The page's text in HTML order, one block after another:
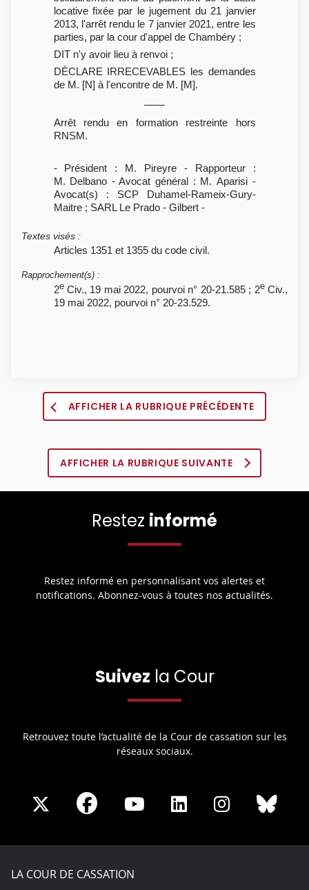
locative fixée par le jugement du 21 janvier
2013, l'arrêt rendu le 7 janvier 2021, entre les
parties, par la cour d'appel de Chambéry ;
DIT n'y avoir lieu à renvoi ;
DÉCLARE IRRECEVABLES les demandes
de M. [N] à l'encontre de M. [M].
Arrêt rendu en formation restreinte hors
RNSM.
- Président : M. Pireyre - Rapporteur :
M. Delbano - Avocat général : M. Aparisi -
Avocat(s) : SCP Duhamel-Rameix-Gury-
Maitre ; SARL Le Prado - Gilbert -
Textes visés :
Articles 1351 et 1355 du code civil.
Rapprochement(s) :
2eCiv., 19 mai 2022, pourvoi n° 20-21.585 ; 2eCiv.,
19 mai 2022, pourvoi n° 20-23.529.
AFFICHER LA RUBRIQUE PRÉCÉDENTE
AFFICHER LA RUBRIQUE SUIVANTE
Restez informé
Restez informé en personnalisant vos alertes et
notifications. Abonnez-vous à toutes nos actualités.
Suivez la Cour
Retrouvez toute l’actualité de la Cour de cassation sur les
réseaux sociaux.
Share
X
Share
Facebook
Share
Youtube
Share
LinkedIn
Share
Instagram
LA COUR DE CASSATION